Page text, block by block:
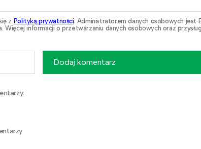
z Polityką prywatności . Administratorem danych osobowych jest
informacji o przetwarzaniu danych osobowych oraz
Dodaj komentarz